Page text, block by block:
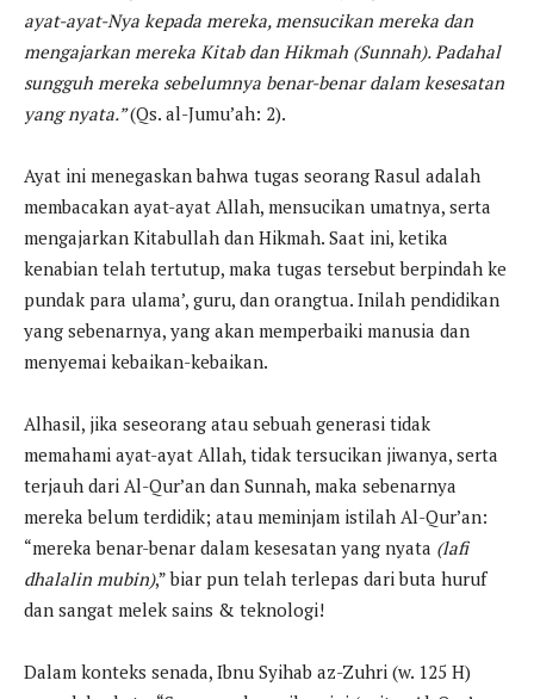
ayat-ayat-Nya kepada mereka, mensucikan mereka dan
mengajarkan mereka Kitab dan Hikmah (Sunnah). Padahal
sungguh mereka sebelumnya benar-benar dalam kesesatan
yang nyata.”(Qs. al-Jumu’ah: 2).
Ayat ini menegaskan bahwa tugas seorang Rasul adalah
membacakan ayat-ayat Allah, mensucikan umatnya, serta
mengajarkan Kitabullah dan Hikmah. Saat ini, ketika
kenabian telah tertutup, maka tugas tersebut berpindah ke
pundak para ulama’, guru, dan orangtua. Inilah pendidikan
yang sebenarnya, yang akan memperbaiki manusia dan
menyemai kebaikan-kebaikan.
Alhasil, jika seseorang atau sebuah generasi tidak
memahami ayat-ayat Allah, tidak tersucikan jiwanya, serta
terjauh dari Al-Qur’an dan Sunnah, maka sebenarnya
mereka belum terdidik; atau meminjam istilah Al-Qur’an:
“mereka benar-benar dalam kesesatan yang nyata (lafi
dhalalin mubin),” biar pun telah terlepas dari buta huruf
dan sangat melek sains & teknologi!
Dalam konteks senada, Ibnu Syihab az-Zuhri (w. 125 H)